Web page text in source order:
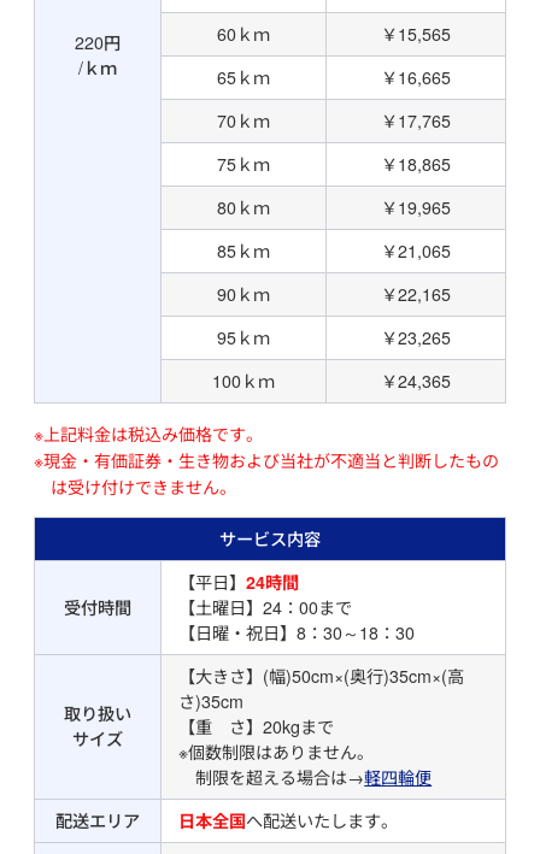
220円
/ｋｍ
60ｋｍ
￥15,565
65ｋｍ
￥16,665
70ｋｍ
￥17,765
75ｋｍ
￥18,865
80ｋｍ
￥19,965
85ｋｍ
￥21,065
90ｋｍ
￥22,165
95ｋｍ
￥23,265
100ｋｍ
￥24,365
※上記料金は税込み価格です。
※現金・有価証券・生き物および当社が不適当と判断したもの
は受け付けできません。
サービス内容
受付時間
【平日】24時間
【土曜日】24：00まで
【日曜・祝日】8：30～18：30
取り扱い
サイズ
【大きさ】(幅)50cm×(奥行)35cm×(高
さ)35cm
【重 さ】20kgまで
※個数制限はありません。
制限を超える場合は→軽四輪便
配送エリア
日本全国へ配送いたします。